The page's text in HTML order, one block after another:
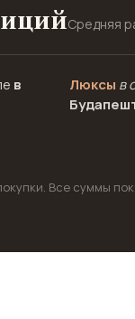
Средняя
в
Люксы в
Все суммы